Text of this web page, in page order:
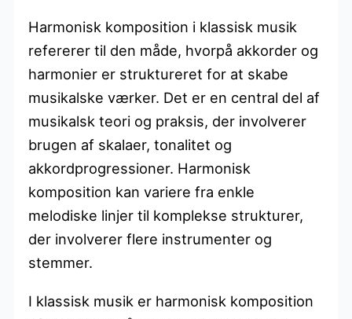
Harmonisk komposition i klassisk musik
refererer til den måde, hvorpå akkorder og
harmonier er struktureret for at skabe
musikalske værker. Det er en central del af
musikalsk teori og praksis, der involverer
brugen af skalaer, tonalitet og
akkordprogressioner. Harmonisk
komposition kan variere fra enkle
melodiske linjer til komplekse strukturer,
der involverer flere instrumenter og
stemmer.
I klassisk musik er harmonisk komposition